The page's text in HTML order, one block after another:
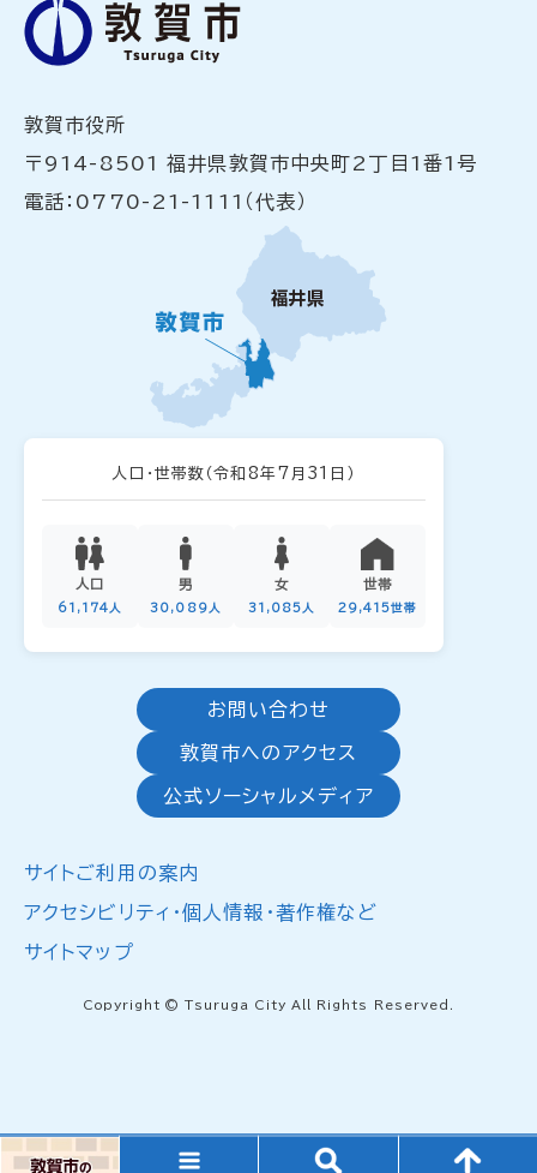
敦賀市役所
〒914-8501 福井県敦賀市中央町2丁目1番1号
電話：0770-21-1111（代表）
人口・世帯数 （令和8年7月31日）
人口
61,174人
男
30,089人
女
31,085人
世帯
29,415世帯
お問い合わせ
敦賀市へのアクセス
公式ソーシャルメディア
サイトご利用の案内
アクセシビリティ・個人情報・著作権など
サイトマップ
Copyright © Tsuruga City All Rights Reserved.